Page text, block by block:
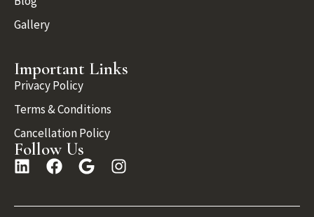
Gallery
Important Links
Privacy Policy
Terms & Conditions
Cancellation Policy
Follow Us